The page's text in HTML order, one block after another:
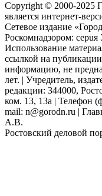
Copyright © 2000-2025
является интернет-
Сетевое издание
Роскомнадзором:
Использование
ссылкой на
информацию, не
лет. | Учредитель,
редакции: 344000,
ком. 13, 13а | Телефон
mail: n@gorodn.ru |
А.В.
Ростовский деловой